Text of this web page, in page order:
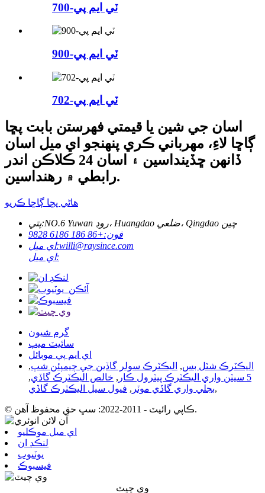
ٽي ايم پي-700
ٽي ايم پي-900
ٽي ايم پي-702
اسان جي شين يا قيمتي فهرستن بابت پڇا
ڳاڇا لاءِ، مهرباني ڪري پنهنجو اي ميل اسان
ڏانهن ڇڏينداسين ۽ اسان 24 ڪلاڪن اندر
رابطي ۾ رهنداسين.
هاڻي پڇا ڳاڇا ڪريو
پتي:
NO.6 Yuwan روڊ، Huangdao ضلعي، Qingdao چين
فون:+86 186 6186 9828
اي ميل:willi@raysince.com
اي ميل:
گرم شيون
سائيٽ ميپ
اي ايم پي موبائل
اليڪٽرڪ شٽل بس, اليڪٽرڪ سولر گاڏين جي چيمپئن شپ,
5 سيٽن واري اليڪٽرڪ پيٽرول ڪار
, خالص اليڪٽرڪ گاڏي,
بجلي واري گاڏي موٽر , فيول سيل اليڪٽرڪ گاڏي ,
© ڪاپي رائيٽ - 2011-2022: سڀ حق محفوظ آهن.
اي ميل موڪليو
لنڪڊ ان
يوٽيوب
فيسبوڪ
وي چيٽ